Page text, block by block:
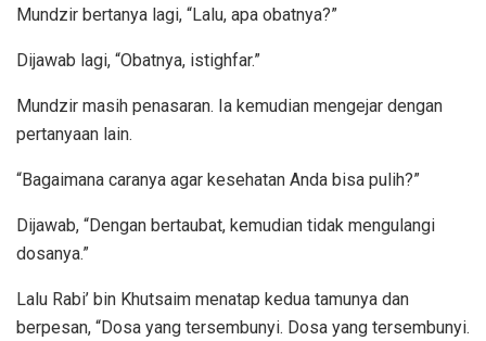
Mundzir bertanya lagi, “Lalu, apa obatnya?”
Dijawab lagi, “Obatnya, istighfar.”
Mundzir masih penasaran. Ia kemudian mengejar dengan
pertanyaan lain.
“Bagaimana caranya agar kesehatan Anda bisa pulih?”
Dijawab, “Dengan bertaubat, kemudian tidak mengulangi
dosanya.”
Lalu Rabi’ bin Khutsaim menatap kedua tamunya dan
berpesan, “Dosa yang tersembunyi. Dosa yang tersembunyi.